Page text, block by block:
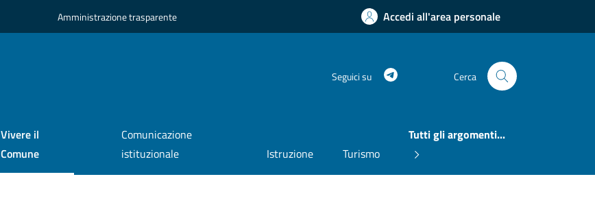
Amministrazione trasparente Accedi all'area personale
Seguici su Cerca
Vivere il
Comune
Comunicazione
istituzionale
Istruzione Turismo
Tutti gli argomenti...